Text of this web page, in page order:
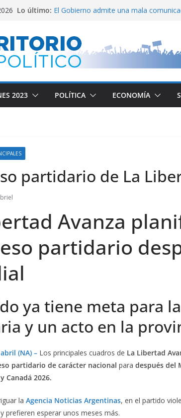
Lo último: El Gobierno admite una mala
Alta inflación en CABA
Marchan a San Cayetano
2023 POLÍTICA ECONOMÍA
partidario de La
Avanza
partidario
ya tiene meta para
y un acto en la
(NA) – Los principales cuadros de La Libertad
partidario de carácter nacional para después del
Canadá 2026.
la Agencia Noticias Argentinas, en el partido
prefieren esperar unos meses más.